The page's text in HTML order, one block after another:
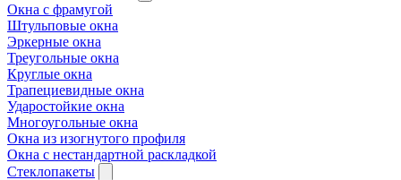
Окна с фрамугой
Штульповые окна
Эркерные окна
Треугольные окна
Круглые окна
Трапециевидные окна
Ударостойкие окна
Многоугольные окна
Окна из изогнутого профиля
Окна с нестандартной раскладкой
Стеклопакеты